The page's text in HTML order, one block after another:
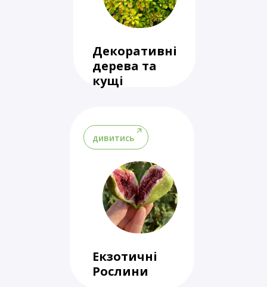
Екзотичні
Рослини
дивитись
Декоративні
дерева та
кущі